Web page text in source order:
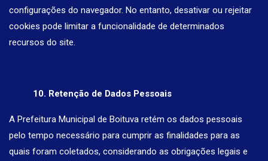
configurações do navegador. No entanto, desativar ou rejeitar
cookies pode limitar a funcionalidade de determinados
recursos do site.
10. Retenção de Dados Pessoais
A Prefeitura Municipal de Boituva retém os dados pessoais
pelo tempo necessário para cumprir as finalidades para as
quais foram coletados, considerando as obrigações legais e